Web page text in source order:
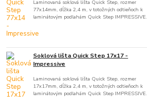
Laminovaná soklová lišta Quick Step, rozmer
77x14mm, dĺžka 2,4 m, v totožných odtieňoch k
laminátovým podlahám Quick Step IMPRESSIVE.
Soklová lišta Quick Step 17x17 -
Impressive
Laminovaná soklová lišta Quick Step, rozmer
17x17mm, dĺžka 2,4 m, v totožných odtieňoch k
laminátovým podlahám Quick Step IMPRESSIVE.